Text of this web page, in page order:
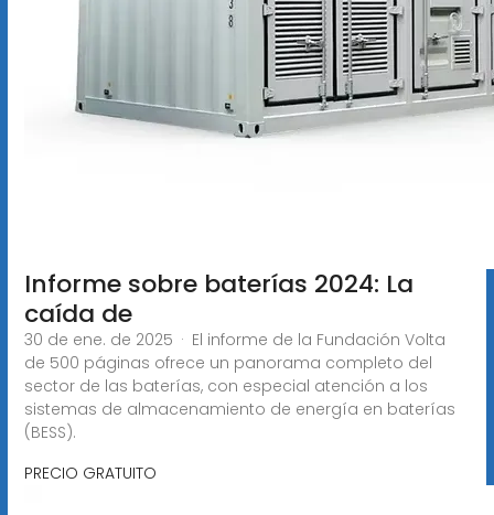
Informe sobre baterías 2024: La
caída de
30 de ene. de 2025 · El informe de la Fundación Volta
de 500 páginas ofrece un panorama completo del
sector de las baterías, con especial atención a los
sistemas de almacenamiento de energía en baterías
(BESS).
PRECIO GRATUITO